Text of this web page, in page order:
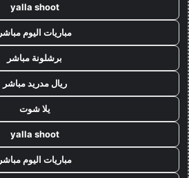
yalla shoot
مباريات اليوم مباشر
برشلونة مباشر
ريال مدريد مباشر
يلا شوت
yalla shoot
مباريات اليوم مباشر